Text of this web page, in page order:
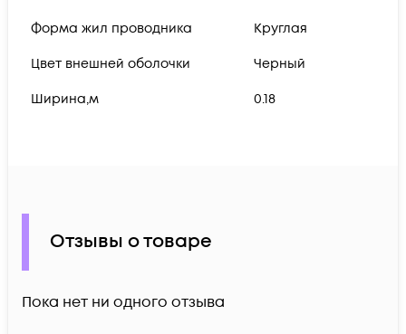
Форма жил проводника Круглая
Цвет внешней оболочки Черный
Ширина,м 0.18
Отзывы о товаре
Пока нет ни одного отзыва